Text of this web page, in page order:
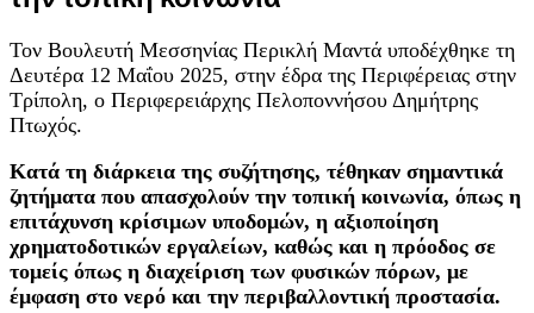
Τον Βουλευτή Μεσσηνίας Περικλή Μαντά υποδέχθηκε τη
Δευτέρα 12 Μαΐου 2025, στην έδρα της Περιφέρειας στην
Τρίπολη, ο Περιφερειάρχης Πελοποννήσου Δημήτρης
Πτωχός.
Κατά τη διάρκεια της συζήτησης, τέθηκαν σημαντικά
ζητήματα που απασχολούν την τοπική κοινωνία, όπως η
επιτάχυνση κρίσιμων υποδομών, η αξιοποίηση
χρηματοδοτικών εργαλείων, καθώς και η πρόοδος σε
τομείς όπως η διαχείριση των φυσικών πόρων, με
έμφαση στο νερό και την περιβαλλοντική προστασία.